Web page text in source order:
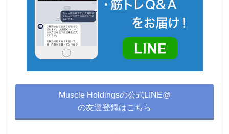
Muscle Holdingsの公式LINE@
の友達登録はこちら